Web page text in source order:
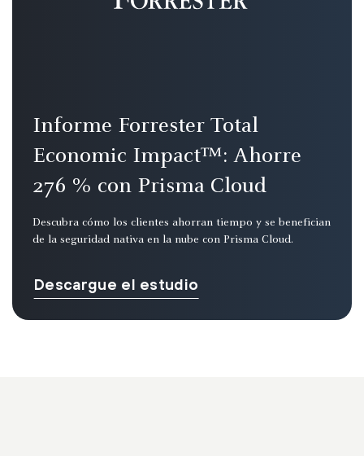
Informe Forrester Total
Economic Impact™: Ahorre
276 % con Prisma Cloud
Descubra cómo los clientes ahorran tiempo y se benefician
de la seguridad nativa en la nube con Prisma Cloud.
Descargue el estudio